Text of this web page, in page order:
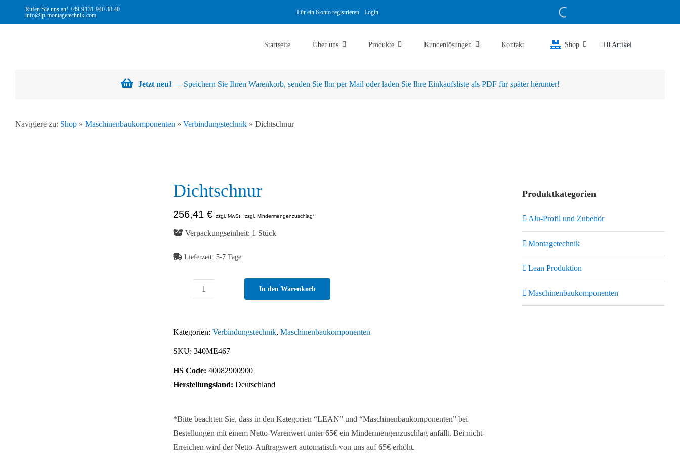
Rufen Sie uns an! +49-9131-940 38 40
info@lp-montagetechnik.com
Für ein Konto registrieren Login
Startseite Über uns Produkte Kundenlösungen Kontakt Shop 0 Artikel
Jetzt neu! — Speichern Sie Ihren Warenkorb, senden Sie Ihn per Mail oder laden Sie Ihre Einkaufsliste als PDF für später herunter!
Navigiere zu: Shop» Maschinenbaukomponenten » Verbindungstechnik» Dichtschnur
Dichtschnur
256,41 € zzgl. MwSt. zzgl. Mindermengenzuschlag*
Verpackungseinheit: 1 Stück
Lieferzeit: 5-7 Tage
In den Warenkorb
Kategorien: Verbindungstechnik, Maschinenbaukomponenten
SKU: 340ME467
HS Code: 40082900900
Herstellungsland: Deutschland
*Bitte beachten Sie, dass in den Kategorien “LEAN” und “Maschinenbaukomponenten” bei
Bestellungen mit einem Netto-Warenwert unter 65€ ein Mindermengenzuschlag anfällt. Bei nicht-
Erreichen wird der Netto-Auftragswert automatisch von uns auf 65€ erhöht.
Produktkategorien
Alu-Profil und Zubehör
Montagetechnik
Lean Produktion
Maschinenbaukomponenten